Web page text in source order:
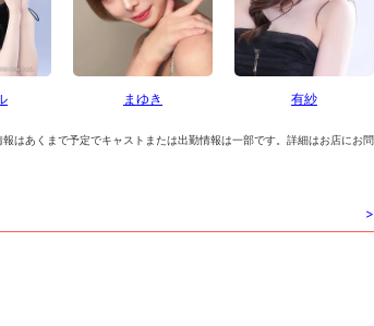
まゆき 有紗
報はあくまで予定でキャストまたは出勤情報は一部です。詳細はお店にお問
>